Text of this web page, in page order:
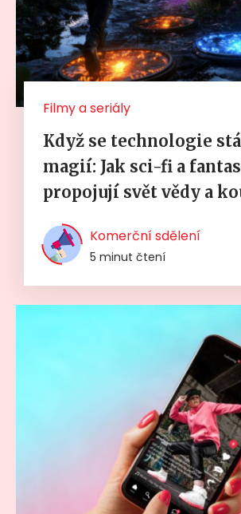
Filmy a seriály
Když se technologie
magií: Jak sci-fi a
propojují svět vědy a
Komerční sdělení
5 minut čtení